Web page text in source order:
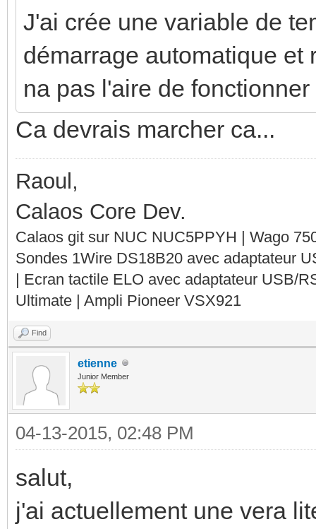
J'ai crée une variable de
démarrage automatique et
na pas l'aire de
Ca devrais marcher ca...
Raoul,
Calaos Core Dev.
Calaos git sur NUC NUC5PPYH | Wago
Sondes 1Wire DS18B20 avec adaptateur
| Ecran tactile ELO avec adaptateur USB/
Ultimate | Ampli Pioneer VSX921
Find
etienne
Junior Member
04-13-2015, 02:48 PM
salut,
j'ai actuellement une vera